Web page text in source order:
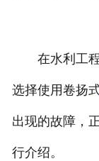
在水利工程
选择使用卷扬
出现的故障，
行介绍。